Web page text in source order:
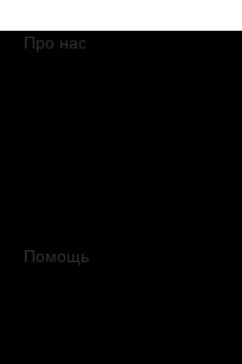
Про нас
Помощь